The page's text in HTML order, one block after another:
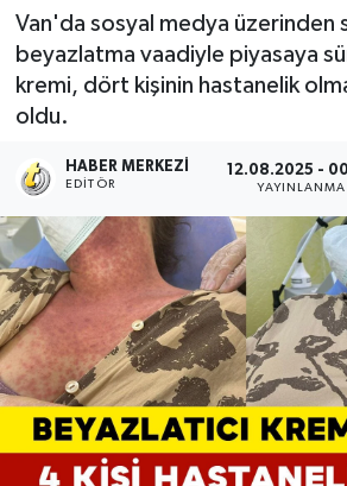
Van'da sosyal medya üzerinden
beyazlatma vaadiyle piyasaya
kremi, dört kişinin hastanelik
oldu.
HABER MERKEZI
EDITÖR
12.08.2025 -
YAYINLANMA